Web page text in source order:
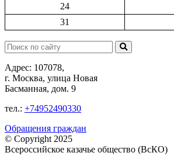
24
31
Поиск:
Адрес: 107078,
г. Москва, улица Новая
Басманная, дом. 9
тел.: +74952490330
Обращения граждан
© Copyright 2025
Всероссийское казачье общество (ВсКО)